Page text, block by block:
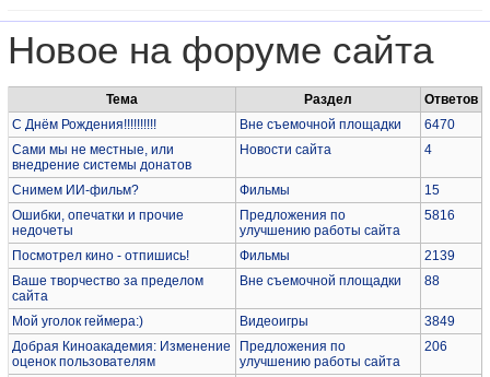
Новое на форуме сайта
Тема Раздел
Ответов
С Днём Рождения!!!!!!!!!!
Вне съемочной площадки
6470
Сами мы не местные, или
внедрение системы донатов
Новости сайта 4
Снимем ИИ-фильм? Фильмы
15
Ошибки, опечатки и прочие
недочеты
Предложения по
улучшению работы сайта
5816
Посмотрел кино - отпишись! Фильмы
2139
Ваше творчество за пределом
сайта
Вне съемочной площадки 88
Мой уголок геймера:) Видеоигры
3849
Добрая Киноакадемия: Изменение
оценок пользователям
Предложения по
улучшению работы сайта
206